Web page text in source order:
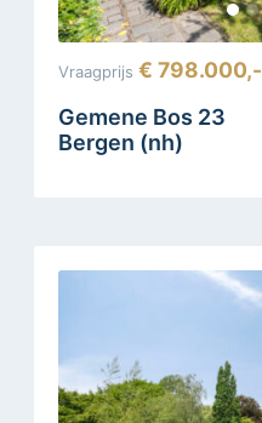
Vraagprijs € 798.000,-
Gemene Bos 23
Bergen (nh)